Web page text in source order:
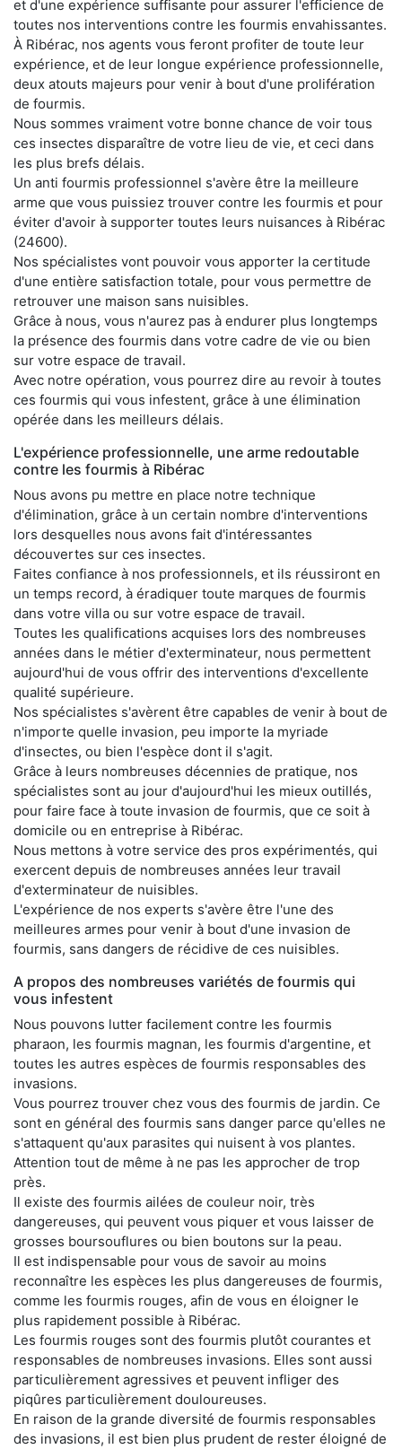
et d'une expérience suffisante pour assurer l'efficience de
toutes nos interventions contre les fourmis envahissantes.
À Ribérac, nos agents vous feront profiter de toute leur
expérience, et de leur longue expérience professionnelle,
deux atouts majeurs pour venir à bout d'une prolifération
de fourmis.
Nous sommes vraiment votre bonne chance de voir tous
ces insectes disparaître de votre lieu de vie, et ceci dans
les plus brefs délais.
Un anti fourmis professionnel s'avère être la meilleure
arme que vous puissiez trouver contre les fourmis et pour
éviter d'avoir à supporter toutes leurs nuisances à Ribérac
(24600).
Nos spécialistes vont pouvoir vous apporter la certitude
d'une entière satisfaction totale, pour vous permettre de
retrouver une maison sans nuisibles.
Grâce à nous, vous n'aurez pas à endurer plus longtemps
la présence des fourmis dans votre cadre de vie ou bien
sur votre espace de travail.
Avec notre opération, vous pourrez dire au revoir à toutes
ces fourmis qui vous infestent, grâce à une élimination
opérée dans les meilleurs délais.
L'expérience professionnelle, une arme redoutable
contre les fourmis à Ribérac
Nous avons pu mettre en place notre technique
d'élimination, grâce à un certain nombre d'interventions
lors desquelles nous avons fait d'intéressantes
découvertes sur ces insectes.
Faites confiance à nos professionnels, et ils réussiront en
un temps record, à éradiquer toute marques de fourmis
dans votre villa ou sur votre espace de travail.
Toutes les qualifications acquises lors des nombreuses
années dans le métier d'exterminateur, nous permettent
aujourd'hui de vous offrir des interventions d'excellente
qualité supérieure.
Nos spécialistes s'avèrent être capables de venir à bout de
n'importe quelle invasion, peu importe la myriade
d'insectes, ou bien l'espèce dont il s'agit.
Grâce à leurs nombreuses décennies de pratique, nos
spécialistes sont au jour d'aujourd'hui les mieux outillés,
pour faire face à toute invasion de fourmis, que ce soit à
domicile ou en entreprise à Ribérac.
Nous mettons à votre service des pros expérimentés, qui
exercent depuis de nombreuses années leur travail
d'exterminateur de nuisibles.
L'expérience de nos experts s'avère être l'une des
meilleures armes pour venir à bout d'une invasion de
fourmis, sans dangers de récidive de ces nuisibles.
A propos des nombreuses variétés de fourmis qui
vous infestent
Nous pouvons lutter facilement contre les fourmis
pharaon, les fourmis magnan, les fourmis d'argentine, et
toutes les autres espèces de fourmis responsables des
invasions.
Vous pourrez trouver chez vous des fourmis de jardin. Ce
sont en général des fourmis sans danger parce qu'elles ne
s'attaquent qu'aux parasites qui nuisent à vos plantes.
Attention tout de même à ne pas les approcher de trop
près.
Il existe des fourmis ailées de couleur noir, très
dangereuses, qui peuvent vous piquer et vous laisser de
grosses boursouflures ou bien boutons sur la peau.
Il est indispensable pour vous de savoir au moins
reconnaître les espèces les plus dangereuses de fourmis,
comme les fourmis rouges, afin de vous en éloigner le
plus rapidement possible à Ribérac.
Les fourmis rouges sont des fourmis plutôt courantes et
responsables de nombreuses invasions. Elles sont aussi
particulièrement agressives et peuvent infliger des
piqûres particulièrement douloureuses.
En raison de la grande diversité de fourmis responsables
des invasions, il est bien plus prudent de rester éloigné de